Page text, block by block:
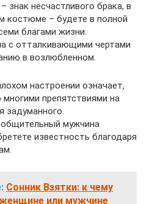
знак несчастливого брака, в
костюме – будете в полной
благами жизни.
с отталкивающими чертами
в возлюбленном.
настроении означает,
препятствиями на
задуманного.
мужчина
известность благодаря
Сонник Взятки: к чему
или мужчине